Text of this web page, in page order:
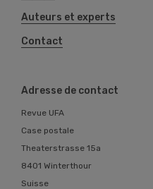
Auteurs et experts
Contact
Adresse de contact
Revue UFA
Case postale
Theaterstrasse 15a
8401 Winterthour
Suisse